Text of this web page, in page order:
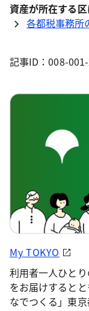
資産が所在する
各都税事務所
記事ID：008-
My TOKYO
利用者一人ひと
をお届けすると
なでつくる」東京